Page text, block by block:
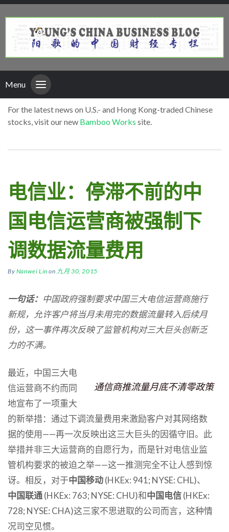
Menu
For the latest news on U.S.- and Hong Kong-traded Chinese
stocks, visit our new Bamboo Works site.
电信业：停滞不前的中
国电信运营商被强制下
调数据流量费用
By Nanwei Lin on 九月 30, 2015
一句话： 中国政府强制要求中国三大电信运营商施行
新规，允许客户将当月未用完的数据流量转入后续月
份，这一事件再次反映了监管机构对三大巨头创新乏
力的不满。
通信商推流量月底不清零政策
最近，中国三大电
信运营商不约而同
地宣布了一项重大
的新举措：通过下调流量费用来激励客户对其网络数
据的使用——再一次反映出这三大巨头的因循守旧。此
举措并非三大运营商的自愿行为，而是针对电信业监
管机构要求的被迫之举——这一推测完全不让人感到惊
讶。相反，对于中国移动(HKEx: 941; NYSE: CHL)、
中国联通(HKEx: 763; NYSE: CHU)和中国电信(HKEx:
728; NYSE: CHA)这三家不思进取的公司而言，这种情
况司空见惯。